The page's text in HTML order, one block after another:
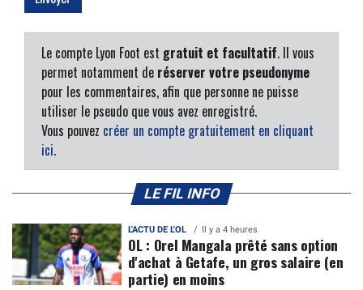
Le compte Lyon Foot est gratuit et facultatif. Il vous
permet notamment de réserver votre pseudonyme
pour les commentaires, afin que personne ne puisse
utiliser le pseudo que vous avez enregistré.
Vous pouvez créer un compte gratuitement en cliquant
ici.
LE FIL INFO
L'ACTU DE L'OL Il y a 4 heures
OL : Orel Mangala prêté sans option
d'achat à Getafe, un gros salaire (en
partie) en moins